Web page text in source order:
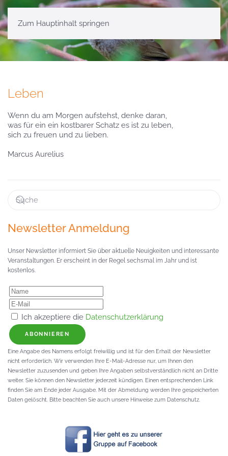
Zum Hauptinhalt springen
Leben
Wenn du am Morgen aufstehst, denke daran,
was für ein ein kostbarer Schatz es ist zu leben,
sich zu freuen und zu lieben.
Marcus Aurelius
Newsletter Anmeldung
Unser Newsletter informiert Sie über aktuelle Neuigkeiten und interessante
Veranstaltungen. Er erscheint in der Regel sechsmal im Jahr und ist
kostenlos.
Ich akzeptiere die Datenschutzerklärung
ABONNIEREN
Eine Angabe des Namens erfolgt freiwillig und ist für den Erhalt der Newsletter
nicht erforderlich. Wir verwenden Ihre E-Mail-Adresse nur, um Ihnen den
Newsletter zuzusenden und geben Ihre Angaben selbstverständlich nicht an Dritte
weiter. Sie können den Newsletter jederzeit kündigen. Einen entsprechenden Link
finden Sie am Ende jeder Ausgabe. Mit der Abmeldung werden Ihre gespeicherten
Daten gelöscht. Bitte beachten Sie auch unsere Hinweise zum Datenschutz.